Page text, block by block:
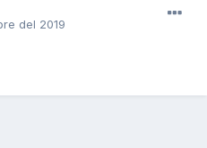
del 2019